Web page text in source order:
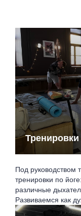
Тренировки
Под руководством
тренировки по
различные
Развиваемся как